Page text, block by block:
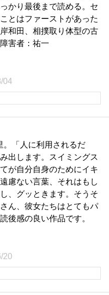
かり最後まで読める。セ
とはファーストがあった
和田、相撲取り体型の古
害者：祐一
04
。「人に利用されるだ
出します。スイミングス
が自分自身のためにイキ
慮ない言葉、それはもし
、グッときます。そうそ
ん、彼女たちはとてもパ
後感の良い作品です。
20